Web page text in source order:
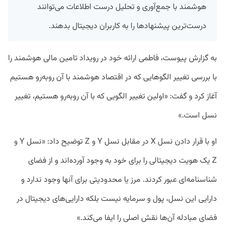
هوشمند با جمع‌آوری و تحلیل درست اطلاعات می‌توانند
درست‌ترین پیشنهاد‌ها را به کاربران دیجیتال بدهند.
به گزارش پیوست، فاطمی ارائه خود در رویداد تامین مالی هوشمند را
با بررسی تغییر الگوهایی که در اقتصاد هوشمند با آن روبه‌رو هستیم
آغاز کرد و گفت: «اولین تغییر الگویی که با آن روبه‌رو هستیم، تغییر
نسل است.»
او با قرار دادن نسل X در مقابل نسل‌ Y و Z توضیح داد: «نسل Y و
Z یک هویت دیجیتالی را برای خود به وجود آورده‌اند و از فضای
شناسنامه‌ای عبور کردند. مرز یا محدودیتی برای آنها وجود ندارد و
دارایی این نسل، پول و سرمایه نیست بلکه دارایی‌های دیجیتال در
فضای مبادله آن‌ها نقش اصلی را ایفا می‌کند.»